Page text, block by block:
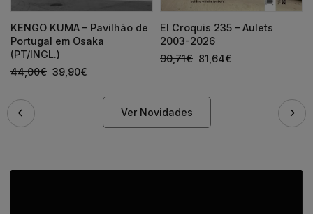
KENGO KUMA – Pavilhão de
Portugal em Osaka
(PT/INGL.)
44,00€ 39,90€
El Croquis 235 – Aulets
2003-2026
90,71€ 81,64€
Ver Novidades